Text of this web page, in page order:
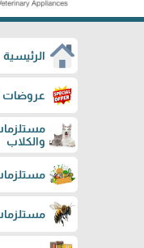
الرئيسية
عروضات
والكلاب